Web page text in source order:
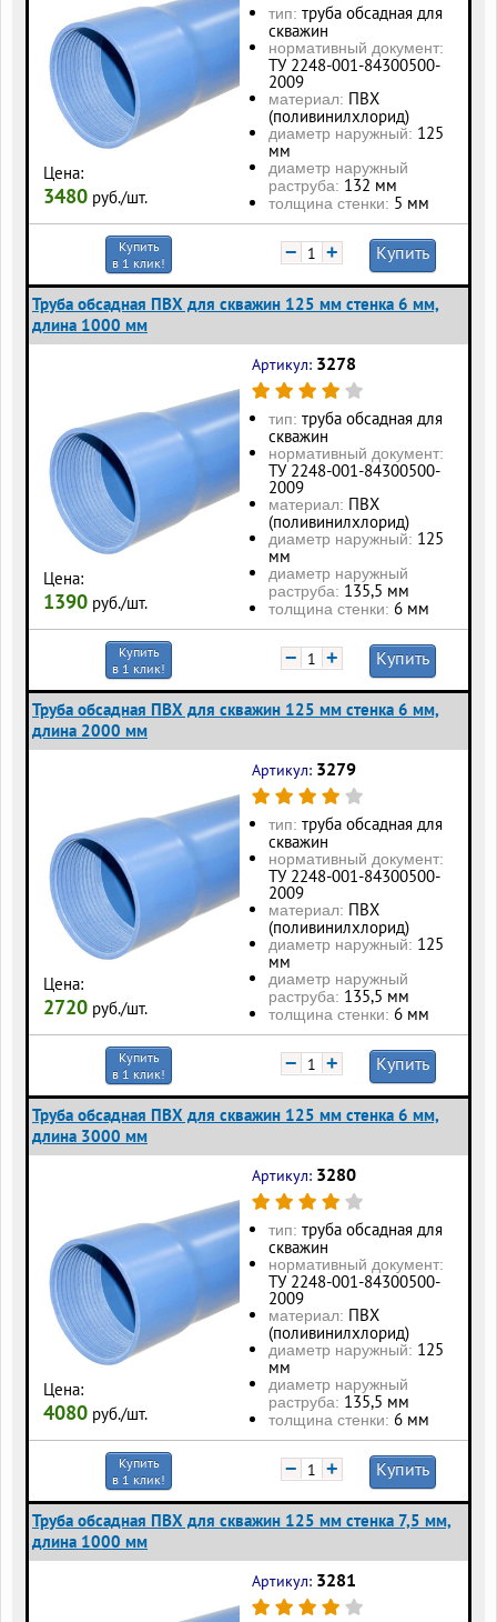
Цена:
3480 руб./шт.
тип: труба обсадная для
скважин
нормативный документ:
ТУ 2248-001-84300500-
2009
материал: ПВХ
(поливинилхлорид)
диаметр наружный: 125
мм
диаметр наружный
раструба: 132 мм
толщина стенки: 5 мм
Купить
в 1 клик!
− + Купить
Труба обсадная ПВХ для скважин 125 мм стенка 6 мм,
длина 1000 мм
Цена:
1390 руб./шт.
Артикул: 3278
тип: труба обсадная для
скважин
нормативный документ:
ТУ 2248-001-84300500-
2009
материал: ПВХ
(поливинилхлорид)
диаметр наружный: 125
мм
диаметр наружный
раструба: 135,5 мм
толщина стенки: 6 мм
Купить
в 1 клик!
− + Купить
Труба обсадная ПВХ для скважин 125 мм стенка 6 мм,
длина 2000 мм
Цена:
2720 руб./шт.
Артикул: 3279
тип: труба обсадная для
скважин
нормативный документ:
ТУ 2248-001-84300500-
2009
материал: ПВХ
(поливинилхлорид)
диаметр наружный: 125
мм
диаметр наружный
раструба: 135,5 мм
толщина стенки: 6 мм
Купить
в 1 клик!
− + Купить
Труба обсадная ПВХ для скважин 125 мм стенка 6 мм,
длина 3000 мм
Цена:
4080 руб./шт.
Артикул: 3280
тип: труба обсадная для
скважин
нормативный документ:
ТУ 2248-001-84300500-
2009
материал: ПВХ
(поливинилхлорид)
диаметр наружный: 125
мм
диаметр наружный
раструба: 135,5 мм
толщина стенки: 6 мм
Купить
в 1 клик!
− + Купить
Труба обсадная ПВХ для скважин 125 мм стенка 7,5 мм,
длина 1000 мм
Артикул: 3281